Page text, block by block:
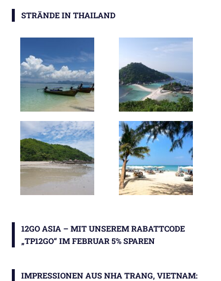
STRÄNDE IN THAILAND
12GO ASIA – MIT UNSEREM RABATTCODE
„TP12GO“ IM FEBRUAR 5% SPAREN
IMPRESSIONEN AUS NHA TRANG, VIETNAM: